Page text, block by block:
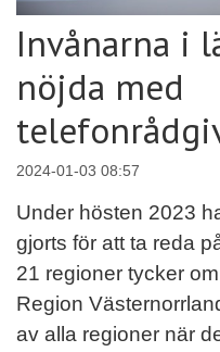
Invånarna i
nöjda med
2024-01-03 08:57
Under hösten 2023
gjorts för att ta reda
21 regioner tycker
Region
av alla regioner när